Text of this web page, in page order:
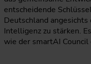
entscheidende
Deutschland
Intelligenz zu stärken.
wie der smartAI